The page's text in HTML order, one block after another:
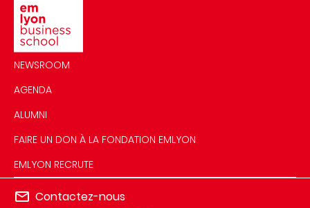
NEWSROOM
AGENDA
ALUMNI
FAIRE UN DON À LA FONDATION EMLYON
EMLYON RECRUTE
Contactez-nous